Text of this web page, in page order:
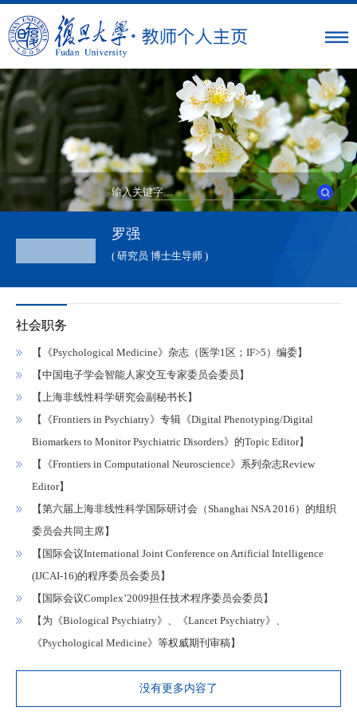
罗强
( 研究员 博士生导师 )
社会职务
【《Psychological Medicine》杂志（医学1区；IF>5）编委】
【中国电子学会智能人家交互专家委员会委员】
【上海非线性科学研究会副秘书长】
【《Frontiers in Psychiatry》专辑《Digital Phenotyping/Digital
Biomarkers to Monitor Psychiatric Disorders》的Topic Editor】
【《Frontiers in Computational Neuroscience》系列杂志Review
Editor】
【第六届上海非线性科学国际研讨会（Shanghai NSA 2016）的组织
委员会共同主席】
【国际会议International Joint Conference on Artificial Intelligence
(IJCAI-16)的程序委员会委员】
【国际会议Complex’2009担任技术程序委员会委员】
【为《Biological Psychiatry》、《Lancet Psychiatry》、
《Psychological Medicine》等权威期刊审稿】
没有更多内容了